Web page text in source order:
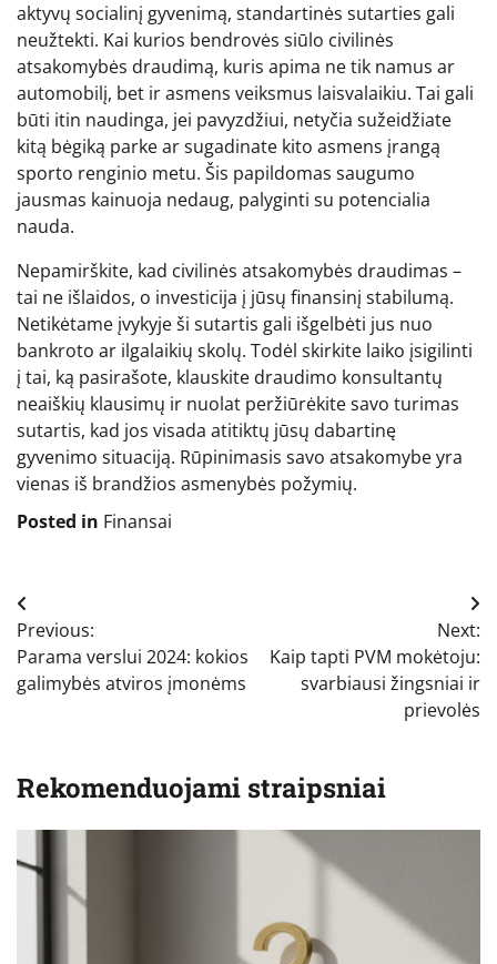
aktyvų socialinį gyvenimą, standartinės sutarties gali
neužtekti. Kai kurios bendrovės siūlo civilinės
atsakomybės draudimą, kuris apima ne tik namus ar
automobilį, bet ir asmens veiksmus laisvalaikiu. Tai gali
būti itin naudinga, jei pavyzdžiui, netyčia sužeidžiate
kitą bėgiką parke ar sugadinate kito asmens įrangą
sporto renginio metu. Šis papildomas saugumo
jausmas kainuoja nedaug, palyginti su potencialia
nauda.
Nepamirškite, kad civilinės atsakomybės draudimas –
tai ne išlaidos, o investicija į jūsų finansinį stabilumą.
Netikėtame įvykyje ši sutartis gali išgelbėti jus nuo
bankroto ar ilgalaikių skolų. Todėl skirkite laiko įsigilinti
į tai, ką pasirašote, klauskite draudimo konsultantų
neaiškių klausimų ir nuolat peržiūrėkite savo turimas
sutartis, kad jos visada atitiktų jūsų dabartinę
gyvenimo situaciją. Rūpinimasis savo atsakomybe yra
vienas iš brandžios asmenybės požymių.
Posted in Finansai
Navigacija
tarp
įrašų
Previous:
Parama verslui 2024: kokios
galimybės atviros įmonėms
Next:
Kaip tapti PVM mokėtoju:
svarbiausi žingsniai ir
prievolės
Rekomenduojami straipsniai